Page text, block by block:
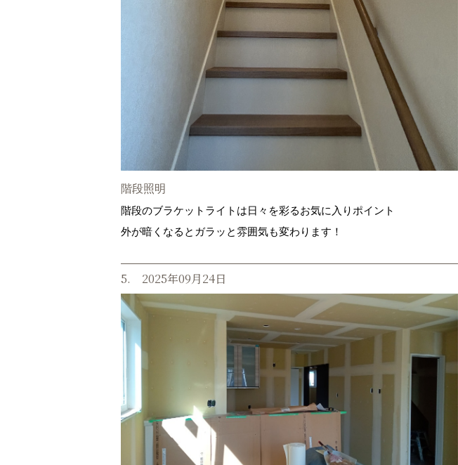
階段照明
階段のブラケットライトは日々を彩るお気に入りポイント
外が暗くなるとガラッと雰囲気も変わります！
5. 2025年09月24日